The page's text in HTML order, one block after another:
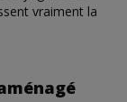
vraiment la